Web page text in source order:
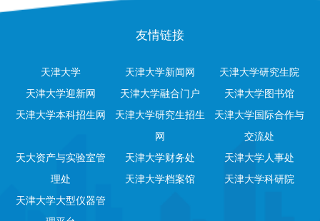
友情链接
天津大学 天津大学新闻网
天津大学研究生院
天津大学迎新网
天津大学融合门户
天津大学图书馆
天津大学本科招生网
天津大学研究生招生
网
天津大学国际合作与
交流处
天大资产与实验室管
理处
天津大学财务处
天津大学人事处
天津大学档案馆
天津大学科研院
天津大学大型仪器管